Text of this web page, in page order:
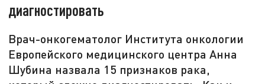
диагностировать
Врач-онкогематолог Института онкологии
Европейского медицинского центра Анна
Шубина назвала 15 признаков рака,